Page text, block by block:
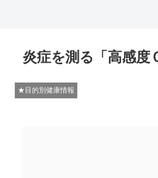
炎症を測る「高感度
★目的別健康情報